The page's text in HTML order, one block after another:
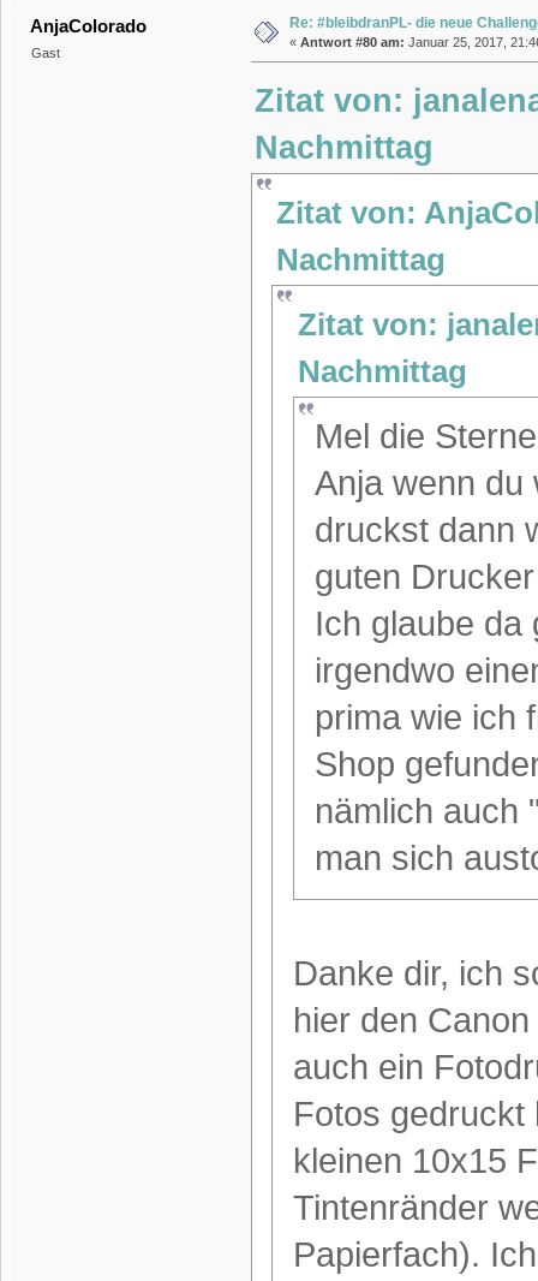
AnjaColorado
Gast
Re: #bleibdranPL- die neue
« Antwort #80 am: Januar 25, 2017,
Zitat von:
Nachmittag
Zitat von:
Nachmittag
Zitat von:
Nachmittag
Mel die
Anja wenn du
druckst dann
guten
Ich glaube da
irgendwo
prima wie ich
Shop
nämlich auch
man sich
Danke dir, ich
hier den
auch ein
Fotos gedruckt
kleinen 10x15
Tintenränder
Papierfach).